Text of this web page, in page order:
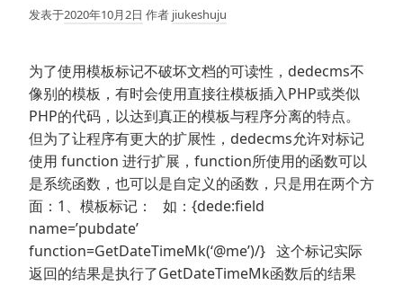
发表于2020年10月2日 作者 jiukeshuju
为了使用模板标记不破坏文档的可读性，dedecms不
像别的模板，有时会使用直接往模板插入PHP或类似
PHP的代码，以达到真正的模板与程序分离的特点。
但为了让程序有更大的扩展性，dedecms允许对标记
使用 function 进行扩展，function所使用的函数可以
是系统函数，也可以是自定义的函数，只是用在两个方
面：1、模板标记： 如：{dede:field
name=’pubdate’
function=GetDateTimeMk(‘@me’)/} 这个标记实际
返回的结果是执行了GetDateTimeMk函数后的结果